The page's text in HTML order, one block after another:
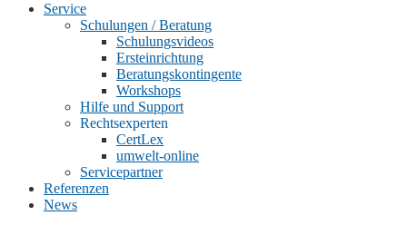
Service
Schulungen / Beratung
Schulungsvideos
Ersteinrichtung
Beratungskontingente
Workshops
Hilfe und Support
Rechtsexperten
CertLex
umwelt-online
Servicepartner
Referenzen
News